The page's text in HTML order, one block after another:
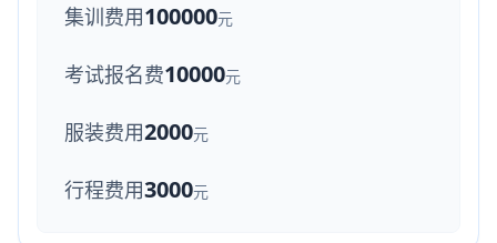
集训费用100000元
考试报名费10000元
服装费用2000元
行程费用3000元